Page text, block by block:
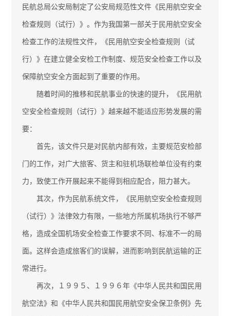
民航总局公安局制定了公安局规范性文件《民用航空安全
检查规则（试行）》。作为我国第一部关于民用航空安全
检查工作的法规性文件，《民用航空安全检查规则（试
行）》在建立健全安检工作制度、规范安全检查工作以及
保障航空安全方面起到了重要的作用。
随着时间的推移和民航事业的快速的提升，《民用航
空安全检查规则（试行）》越来越不能适应形势发展的需
要：
首先，该文件只是对民航内部有效，主要规范安检部
门的工作，对广大旅客、货主和驻机场联检单位没有约束
力，致使工作开展起来不能得到相应配合，阻力甚大。
其次，作为民航系统文件，《民用航空安全检查规则
（试行）》法律效力有限，一些地方所属机场执行不够严
格，造成全国机场安全检查工作要求不同、标准不一的局
面。这样会造成旅客们的误解，进而影响到民航运输的正
常进行。
再次，１９９５、１９９６年《中华人民共和国民用
航空法》和《中华人民共和国民用航空安全保卫条例》先